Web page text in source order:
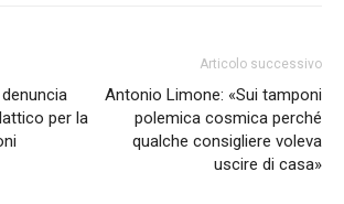
per la
Articolo successivo
Antonio Limone: «Sui tamponi
polemica cosmica perché
qualche consigliere voleva
uscire di casa»